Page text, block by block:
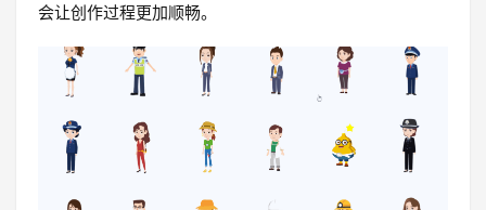
会让创作过程更加顺畅。